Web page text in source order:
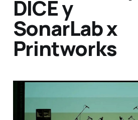
DICE y
SonarLab x
Printworks